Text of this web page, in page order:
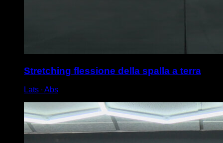
Stretching flessione della spalla a terra
Lats ∙ Abs